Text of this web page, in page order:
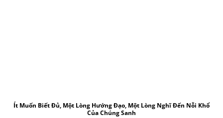
Ít Muốn Biết Đủ, Một Lòng Hướng Đạo, Một Lòng Nghĩ Đến Nỗi Khổ
Của Chúng Sanh